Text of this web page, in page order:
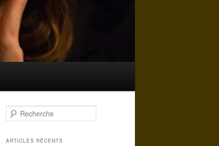
e
h
ARTICLES RÉCENTS